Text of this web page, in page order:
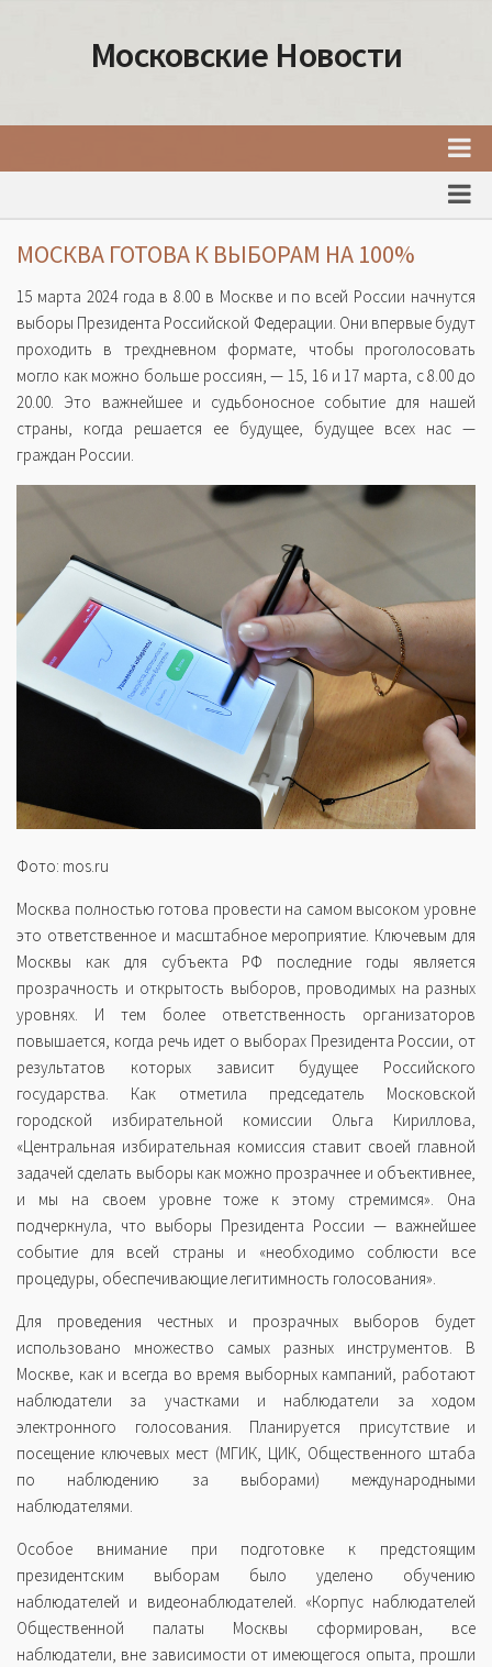
Московские Новости
Интересные места Москвы
Факты о Москве
Москва
Товары и услуги Москвы
МОСКВА ГОТОВА К ВЫБОРАМ НА 100%
15 марта 2024 года в 8.00 в Москве и по всей России начнутся
выборы Президента Российской Федерации. Они впервые будут
проходить в трехдневном формате, чтобы проголосовать
могло как можно больше россиян, — 15, 16 и 17 марта, с 8.00 до
20.00. Это важнейшее и судьбоносное событие для нашей
страны, когда решается ее будущее, будущее всех нас —
граждан России.
Фото: mos.ru
Москва полностью готова провести на самом высоком уровне
это ответственное и масштабное мероприятие. Ключевым для
Москвы как для субъекта РФ последние годы является
прозрачность и открытость выборов, проводимых на разных
уровнях. И тем более ответственность организаторов
повышается, когда речь идет о выборах Президента России, от
результатов которых зависит будущее Российского
государства. Как отметила председатель Московской
городской избирательной комиссии Ольга Кириллова,
«Центральная избирательная комиссия ставит своей главной
задачей сделать выборы как можно прозрачнее и объективнее,
и мы на своем уровне тоже к этому стремимся». Она
подчеркнула, что выборы Президента России — важнейшее
событие для всей страны и «необходимо соблюсти все
процедуры, обеспечивающие легитимность голосования».
Для проведения честных и прозрачных выборов будет
использовано множество самых разных инструментов. В
Москве, как и всегда во время выборных кампаний, работают
наблюдатели за участками и наблюдатели за ходом
электронного голосования. Планируется присутствие и
посещение ключевых мест (МГИК, ЦИК, Общественного штаба
по наблюдению за выборами) международными
наблюдателями.
Особое внимание при подготовке к предстоящим
президентским выборам было уделено обучению
наблюдателей и видеонаблюдателей. «Корпус наблюдателей
Общественной палаты Москвы сформирован, все
наблюдатели, вне зависимости от имеющегося опыта, прошли